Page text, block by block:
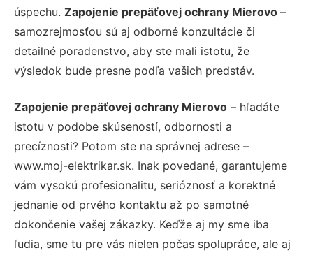
úspechu. Zapojenie prepäťovej ochrany Mierovo –
samozrejmosťou sú aj odborné konzultácie či
detailné poradenstvo, aby ste mali istotu, že
výsledok bude presne podľa vašich predstáv.
Zapojenie prepäťovej ochrany Mierovo – hľadáte
istotu v podobe skúseností, odbornosti a
precíznosti? Potom ste na správnej adrese –
www.moj-elektrikar.sk. Inak povedané, garantujeme
vám vysokú profesionalitu, serióznosť a korektné
jednanie od prvého kontaktu až po samotné
dokončenie vašej zákazky. Keďže aj my sme iba
ľudia, sme tu pre vás nielen počas spolupráce, ale aj